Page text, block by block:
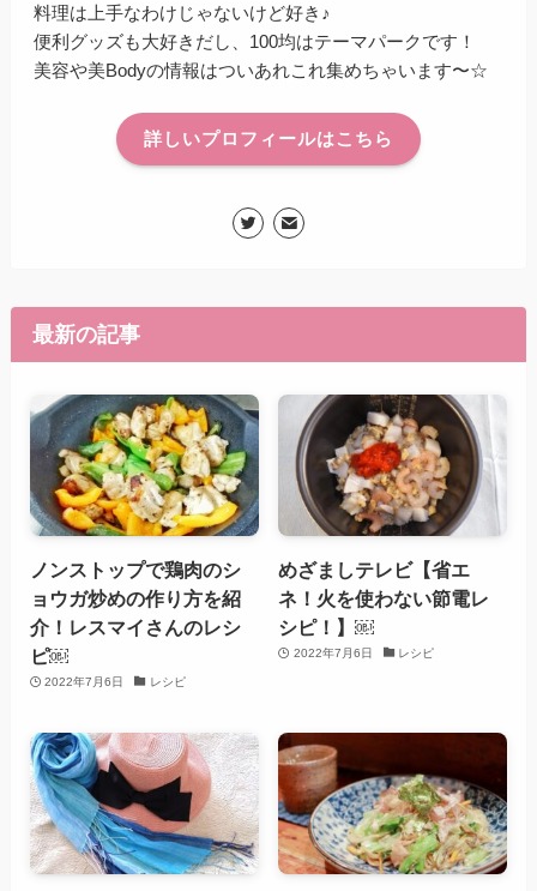
料理は上手なわけじゃないけど好き♪
便利グッズも大好きだし、100均はテーマパークです！
美容や美Bodyの情報はついあれこれ集めちゃいます〜☆
詳しいプロフィールはこちら
最新の記事
ノンストップで鶏肉のシ
ョウガ炒めの作り方を紹
介！レスマイさんのレシ
ピ￼
2022年7月6日 レシピ
めざましテレビ【省エ
ネ！火を使わない節電レ
シピ！】￼
2022年7月6日 レシピ